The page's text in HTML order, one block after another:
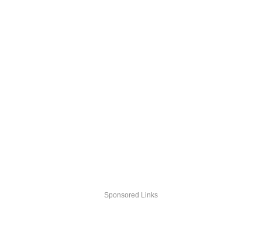
Sponsored Links